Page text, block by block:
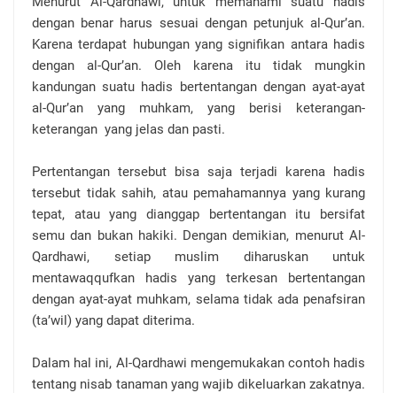
dengan benar harus sesuai dengan petunjuk al-Qur’an.
Karena terdapat hubungan yang signifikan antara hadis
dengan al-Qur’an. Oleh karena itu tidak mungkin
kandungan suatu hadis bertentangan dengan ayat-ayat
al-Qur’an yang muhkam, yang berisi keterangan-
keterangan yang jelas dan pasti.
Pertentangan tersebut bisa saja terjadi karena hadis
tersebut tidak sahih, atau pemahamannya yang kurang
tepat, atau yang dianggap bertentangan itu bersifat
semu dan bukan hakiki. Dengan demikian, menurut Al-
Qardhawi, setiap muslim diharuskan untuk
mentawaqqufkan hadis yang terkesan bertentangan
dengan ayat-ayat muhkam, selama tidak ada penafsiran
(ta’wil) yang dapat diterima.
Dalam hal ini, Al-Qardhawi mengemukakan contoh hadis
tentang nisab tanaman yang wajib dikeluarkan zakatnya.